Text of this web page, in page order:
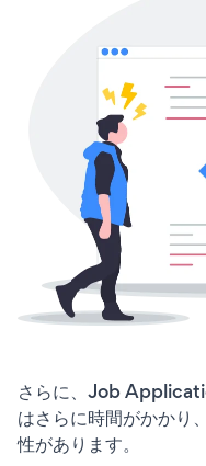
さらに、Job
はさらに時間がかかり
性があります。